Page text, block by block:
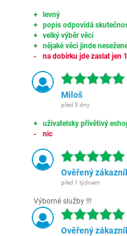
levný
popis odpovídá
velký výběr věcí
nějaké věci jinde
na dobírku jde zaslat jen
Miloš
před 5 dny
uživatelsky přívětivý
nic
Ověřený
před 1 týdnem
Výborné služby !!!
Ověřený